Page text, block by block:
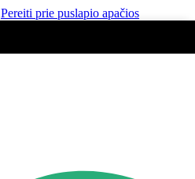
Pereiti prie puslapio apačios